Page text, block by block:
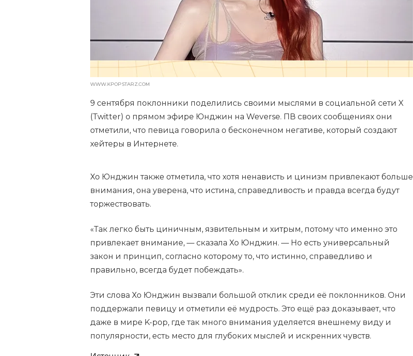
WWW.KPOPSTARZ.COM
9 сентября поклонники поделились своими мыслями в социальной сети X
(Twitter) о прямом эфире Юнджин на Weverse. ПВ своих сообщениях они
отметили, что певица говорила о бесконечном негативе, который создают
хейтеры в Интернете.
Хо Юнджин также отметила, что хотя ненависть и цинизм привлекают больше
внимания, она уверена, что истина, справедливость и правда всегда будут
торжествовать.
«Так легко быть циничным, язвительным и хитрым, потому что именно это
привлекает внимание, — сказала Хо Юнджин. — Но есть универсальный
закон и принцип, согласно которому то, что истинно, справедливо и
правильно, всегда будет побеждать».
Эти слова Хо Юнджин вызвали большой отклик среди её поклонников. Они
поддержали певицу и отметили её мудрость. Это ещё раз доказывает, что
даже в мире K-pop, где так много внимания уделяется внешнему виду и
популярности, есть место для глубоких мыслей и искренних чувств.